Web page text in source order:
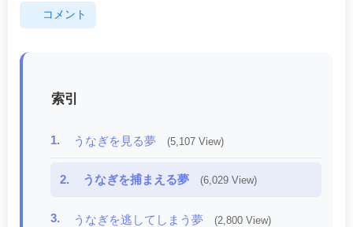
コメント
索引
1. うなぎを見る夢 (5,107 View)
2. うなぎを捕まえる夢 (6,029 View)
3. うなぎを逃してしまう夢 (2,800 View)